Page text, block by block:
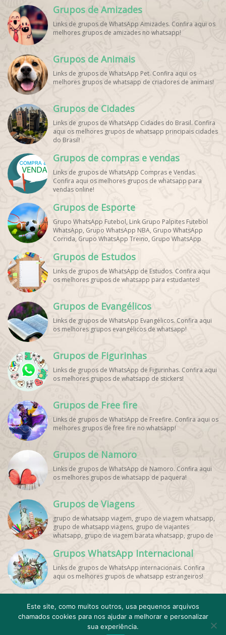
Grupos de Amizades
Links de grupos de WhatsApp Amizades. Confira aqui os
melhores grupos de amizades no whatsapp!
Grupos de Animais
Links de grupos de WhatsApp Pet. Confira aqui os
melhores grupos de whatsapp de criadores de animais!
Grupos de Cidades
Links de grupos de WhatsApp Cidades do Brasil. Confira
aqui os melhores grupos de whatsapp principais cidades
do Brasil!
Grupos de compras e vendas
Links de grupos de WhatsApp Compras e Vendas.
Confira aqui os melhores grupos de whatsapp para
vendas online!
Grupos de Esporte
Grupo WhatsApp Futebol, Link Grupo Palpites Futebol
WhatsApp, Grupo WhatsApp NBA, Grupo WhatsApp
Corrida, Grupo WhatsApp Treino, Grupo WhatsApp
WhatsApp, Grupo de Torcedores [Nome do Time]
WhatsApp, Link de Grupos de Esporte Grátis, Grupo
WhatsApp Dicas de Treino, Grupo WhatsApp Futebol Ao
Vivo. Grupo WhatsApp Esporte, Grupos de Esporte
WhatsApp Esporte, Grupo WhatsApp Futebol, Link Grupo
Palpites Futebol WhatsApp, Grupo WhatsApp NBA,
Grupos de Estudos
Links de grupos de WhatsApp de Estudos. Confira aqui
os melhores grupos de whatsapp para estudantes!
Grupos de Evangélicos
Links de grupos de WhatsApp Evangélicos. Confira aqui
os melhores grupos evangélicos de whatsapp!
Grupos de Figurinhas
Links de grupos de WhatsApp de Figurinhas. Confira aqui
os melhores grupos de whatsapp de stickers!
Grupos de Free fire
Links de grupos de WhatsApp de Freefire. Confira aqui os
melhores grupos de free fire no whatsapp!
Grupos de Namoro
Links de grupos de WhatsApp de Namoro. Confira aqui
os melhores grupos de whatsapp de paquera!
Grupos de Viagens
grupo de whatsapp viagem, grupo de viagem whatsapp,
grupo de whatsapp viagens, grupo de viajantes
whatsapp, grupo de viagem barata whatsapp, grupo de
grupo de excursão whatsapp, grupo de viagem em
grupo whatsapp, grupo de viagens nacionais whatsapp,
grupo de viagens internacionais whatsapp, grupo de
viagem brasil whatsapp, grupo de viagem europa
viagem promoção whatsapp, grupo de viagem
econômica whatsapp, grupo de viagem casal whatsapp,
grupo de viagem amigos whatsapp, grupo de viagem
família whatsapp, grupo de viagem solo whatsapp, grupo
de dicas de viagem whatsapp, grupo de ofertas de
Grupos WhatsApp Internacional
Links de grupos de WhatsApp internacionais. Confira
aqui os melhores grupos de whatsapp estrangeiros!
Cadastro Contato Emojis WhatsApp
Minha conta
Termos de Uso e Privacidade
Este site, como muitos outros, usa pequenos arquivos
chamados cookies para nos ajudar a melhorar e personalizar
sua experiência.